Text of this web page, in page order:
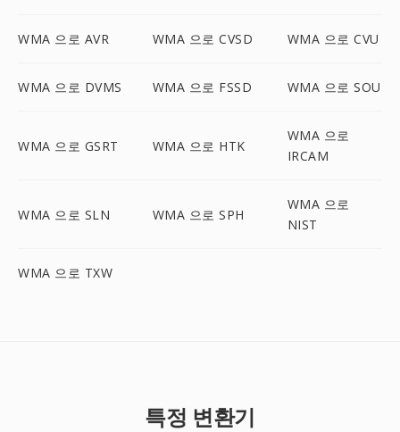
WMA 으로 AVR WMA 으로 CVSD WMA 으로 CVU
WMA 으로 DVMS WMA 으로 FSSD WMA 으로 SOU
WMA 으로 GSRT WMA 으로 HTK
WMA 으로
IRCAM
WMA 으로 SLN WMA 으로 SPH
WMA 으로
NIST
WMA 으로 TXW
특정 변환기